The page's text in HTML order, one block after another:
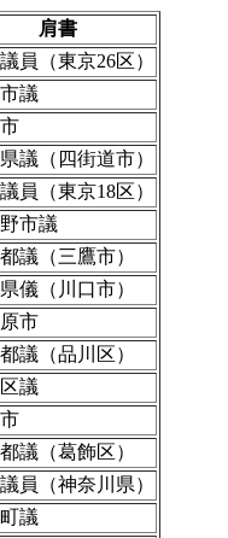
肩書
員（東京26区）
議
議（四街道市）
員（東京18区）
市議
議（三鷹市）
儀（川口市）
市
議（品川区）
議
議（葛飾区）
員（神奈川県）
議